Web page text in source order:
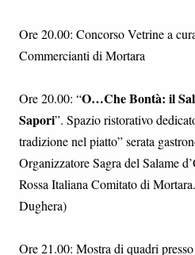
Ore 20.00: Concorso Vetrine a
Commercianti di Mortara
Ore 20.00: “O…Che Bontà: il
Sapori”. Spazio ristorativo
tradizione nel piatto” serata
Organizzatore Sagra del Salame
Rossa Italiana Comitato di
Dughera)
Ore 21.00: Mostra di quadri